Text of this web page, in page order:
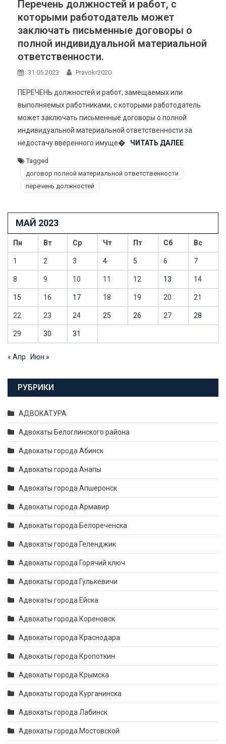
Перечень должностей и работ, с
которыми работодатель может
заключать письменные договоры о
полной индивидуальной материальной
ответственности.
31.05.2023 Pravokr2020
ПЕРЕЧЕНЬ должностей и работ, замещаемых или
выполняемых работниками, с которыми работодатель
может заключать письменные договоры о полной
индивидуальной материальной ответственности за
недостачу вверенного имуще�
ЧИТАТЬ ДАЛЕЕ
Tagged
договор полной материальной ответственности
перечень должностей
МАЙ 2023
Пн Вт Ср Чт Пт Сб Вс
1 2 3 4 5 6 7
8 9 10 11 12 13 14
15 16 17 18 19 20 21
22 23 24 25 26 27 28
29 30 31
« Апр Июн »
РУБРИКИ
АДВОКАТУРА
Адвокаты Белоглинского района
Адвокаты города Абинск
Адвокаты города Анапы
Адвокаты города Апшеронск
Адвокаты города Армавир
Адвокаты города Белореченска
Адвокаты города Геленджик
Адвокаты города Горячий ключ
Адвокаты города Гулькевичи
Адвокаты города Ейска
Адвокаты города Кореновск
Адвокаты города Краснодара
Адвокаты города Кропоткин
Адвокаты города Крымска
Адвокаты города Курганинска
Адвокаты города Лабинск
Адвокаты города Мостовской